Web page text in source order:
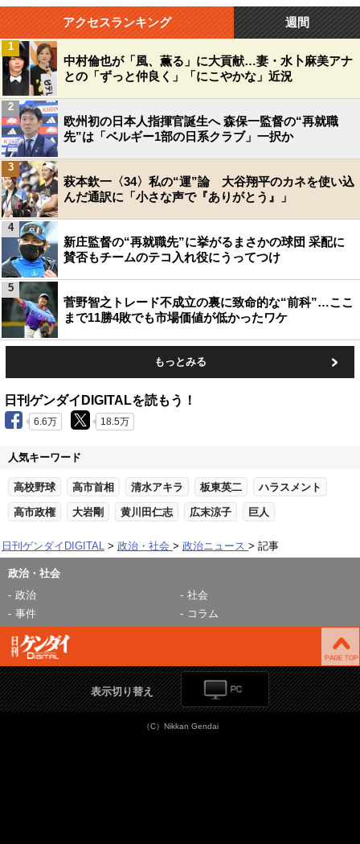
アクセスランキング 週間
中村倫也が「風、薫る」に大貢献…妻・水卜麻美アナ
との「ずっと仲良く」「にこやかな」近況
1
欧州初の日本人指揮官誕生へ 森保一監督の“再就職
先”は「ベルギー1部の日系クラブ」一択か
2
萩本欽一〈34〉私の“運”論 大谷翔平のカネを使い込
んだ通訳に「小さな声で『ありがとう』」
3
新庄監督の“再就職先”に挙がるまさかの球団 采配に
賛否もチームのテコ入れ役にうってつけ
4
菅野智之トレード不成立の裏に致命的な“前科”…ここ
まで11勝4敗でも市場価値が低かったワケ
5
もっとみる
日刊ゲンダイDIGITALを読もう！
6.6万 18.5万
人気キーワード
高校野球 高市首相 清水アキラ 板東英二 ハラスメント
高市政権 大岩剛 黄川田仁志 広末涼子 巨人
日刊ゲンダイDIGITAL 政治・社会 政治ニュース 記事
政治・社会
政治
社会
事件
コラム
表示切り替え
（C）Nikkan Gendai